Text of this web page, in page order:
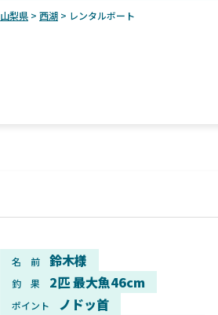
山梨県 > 西湖 > レンタルボート
名 前 鈴木様
釣 果 2匹 最大魚46cm
ポイント ノドッ首